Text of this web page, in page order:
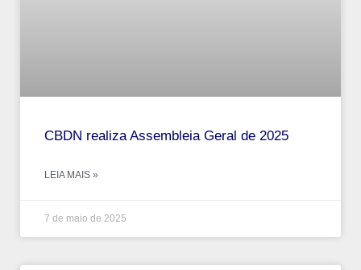
CBDN realiza Assembleia Geral de 2025
LEIA MAIS »
7 de maio de 2025